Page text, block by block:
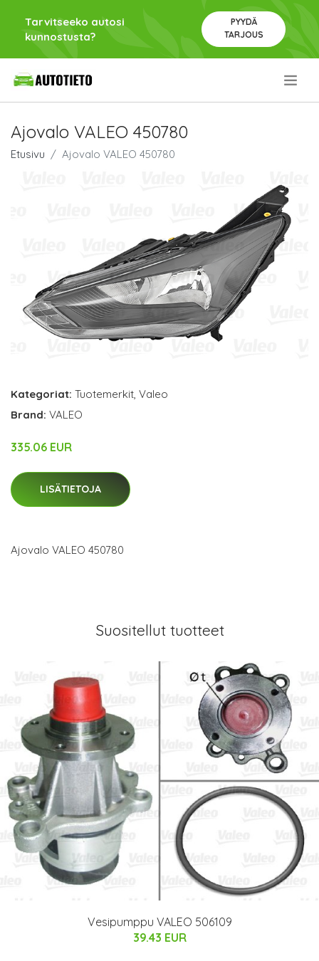
Tarvitseeko autosi
kunnostusta?
PYYDÄ
TARJOUS
Ajovalo VALEO 450780
Etusivu Ajovalo VALEO 450780
Kategoriat: Tuotemerkit, Valeo
Brand: VALEO
335.06 EUR
LISÄTIETOJA
Ajovalo VALEO 450780
Suositellut tuotteet
Vesipumppu VALEO 506109
39.43 EUR